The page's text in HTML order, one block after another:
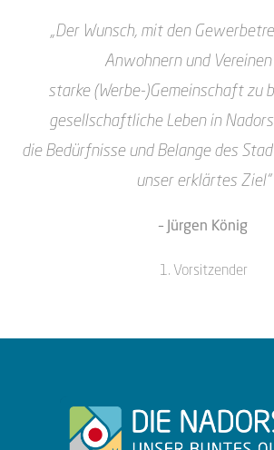
„Der Wunsch, mit den
Anwohnern und
starke(Werbe-)Gemeinschaft zu
gesellschaftliche Leben in
dieBedürfnisse und Belange des
unser erklärtes Ziel“
– Jürgen König
1. Vorsitzender